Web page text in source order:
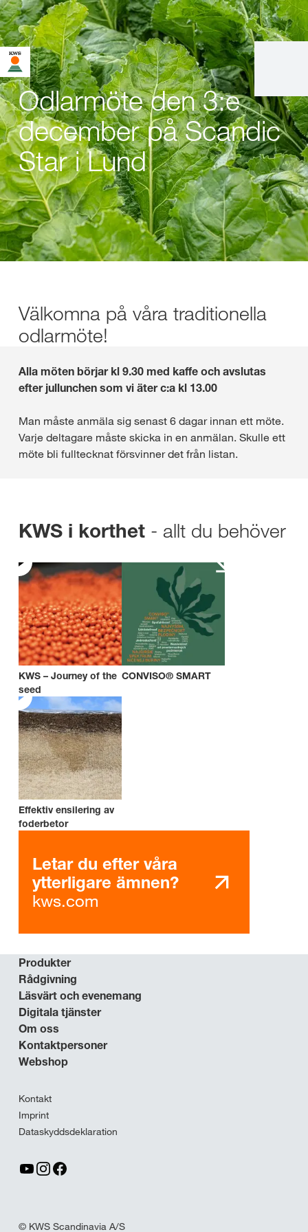
Odlarmöte den 3:e
december på Scandic
Star i Lund
Välkomna på våra traditionella
odlarmöte!
Alla möten börjar kl 9.30 med kaffe och avslutas
efter jullunchen som vi äter c:a kl 13.00
Man måste anmäla sig senast 6 dagar innan ett möte.
Varje deltagare måste skicka in en anmälan. Skulle ett
möte bli fulltecknat försvinner det från listan.
KWS i korthet - allt du behöver
KWS – Journey of the
seed
CONVISO® SMART
Effektiv ensilering av
foderbetor
Letar du efter våra
ytterligare ämnen?
kws.com
Produkter
Rådgivning
Läsvärt och evenemang
Digitala tjänster
Om oss
Kontaktpersoner
Webshop
Kontakt
Imprint
Dataskyddsdeklaration
© KWS Scandinavia A/S